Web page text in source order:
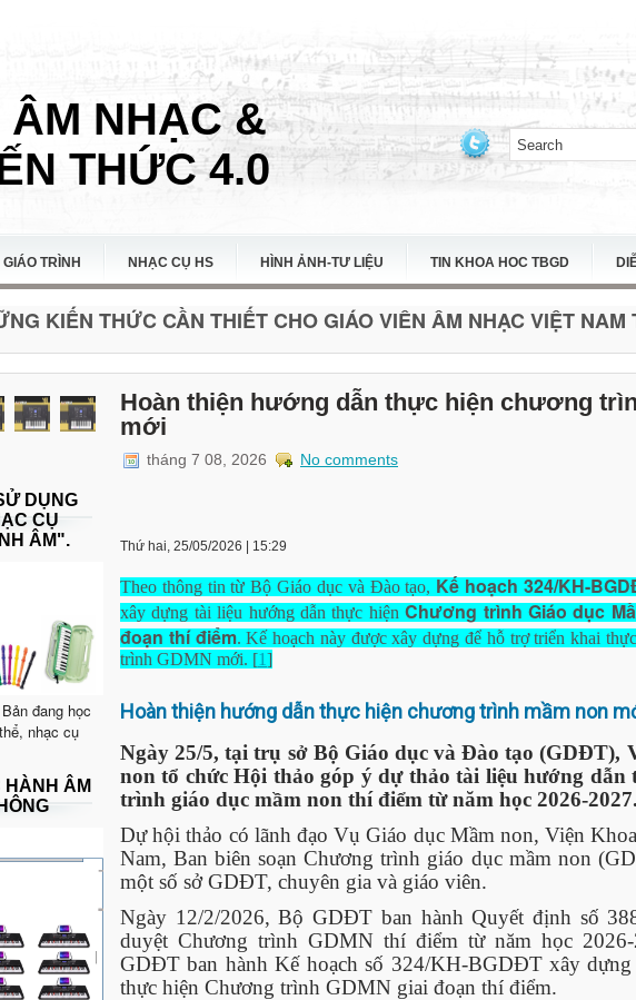
ÂM NHẠC &
THỨC 4.0
GIÁO TRÌNH NHẠC CỤ HS HÌNH ẢNH-TƯ LIỆU TIN KHOA HOC TBGD
KIẾN THỨC CẦN THIẾT CHO GIÁO VIÊN ÂM NHẠC VIỆT NAM
DỤNG
CỤ
ÂM".
đang học
nhạc cụ
HÀNH ÂM
Hoàn thiện hướng dẫn thực hiện chương
mới
tháng 7 08, 2026 No comments
Thứ hai, 25/05/2026 | 15:29
Theo thông tin từ Bộ Giáo dục và Đào tạo, Kế hoạch 324/KH-
xây dựng tài liệu hướng dẫn thực hiệnChương trình Giáo dục
đoạn thí điểm. Kế hoạch này được xây dựng để hỗ trợ triển khai
trình GDMN mới. [1]
Hoàn thiện hướng dẫn thực hiện chương trình mầm non
Ngày 25/5, tại trụ sở Bộ Giáo dục và Đào tạo (GDĐT),
non tổ chức Hội thảo góp ý dự thảo tài liệu hướng dẫn
trình giáo dục mầm non thí điểm từ năm học 2026-2027.
Dự hội thảo có lãnh đạo Vụ Giáo dục Mầm non, Viện
Nam, Ban biên soạn Chương trình giáo dục mầm non
một số sở GDĐT, chuyên gia và giáo viên.
Ngày 12/2/2026, Bộ GDĐT ban hành Quyết định số
duyệt Chương trình GDMN thí điểm từ năm học
GDĐT ban hành Kế hoạch số 324/KH-BGDĐT xây dựng
thực hiện Chương trình GDMN giai đoạn thí điểm.